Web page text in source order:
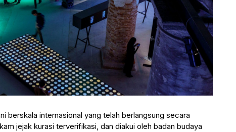
berskala internasional yang telah berlangsung secara
jejak kurasi terverifikasi, dan diakui oleh badan budaya